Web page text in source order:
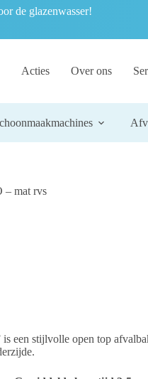
de glazenwasser!
Acties Over ons
– mat rvs
een stijlvolle open top